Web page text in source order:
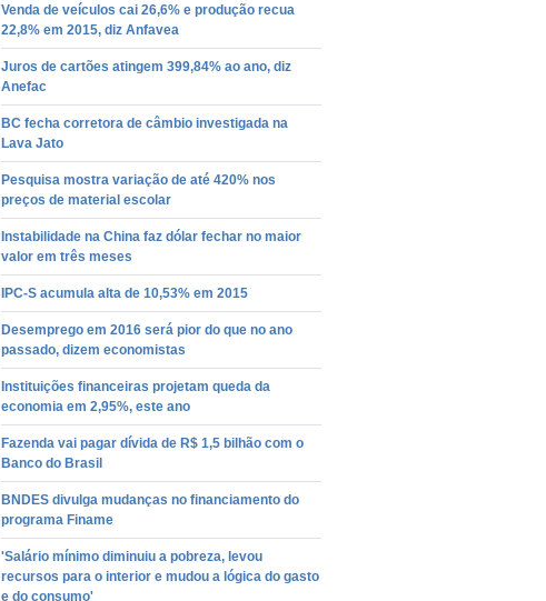
Venda de veículos cai 26,6% e produção recua
22,8% em 2015, diz Anfavea
Juros de cartões atingem 399,84% ao ano, diz
Anefac
BC fecha corretora de câmbio investigada na
Lava Jato
Pesquisa mostra variação de até 420% nos
preços de material escolar
Instabilidade na China faz dólar fechar no maior
valor em três meses
IPC-S acumula alta de 10,53% em 2015
Desemprego em 2016 será pior do que no ano
passado, dizem economistas
Instituições financeiras projetam queda da
economia em 2,95%, este ano
Fazenda vai pagar dívida de R$ 1,5 bilhão com o
Banco do Brasil
BNDES divulga mudanças no financiamento do
programa Finame
'Salário mínimo diminuiu a pobreza, levou
recursos para o interior e mudou a lógica do gasto
e do consumo'